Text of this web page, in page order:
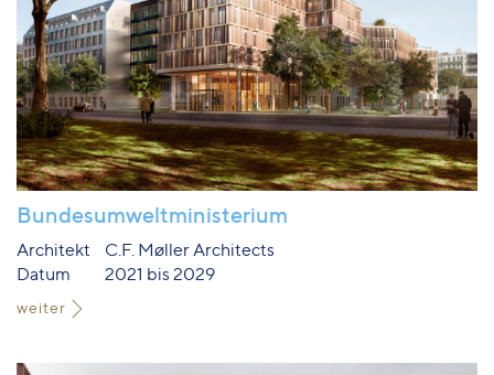
Bundesumweltministerium
Architekt
C.F. Møller Architects
Datum
2021 bis 2029
weiter